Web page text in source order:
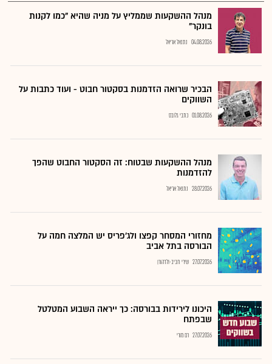
מנהל ההשקעות שממליץ על מניה שהיא "כמו לקנות
בונקר"
04.08.2026 נתנאל אריאל
הבכיר שרואה הזדמנות בסקטור חבוט - ועוד כתבות על
השווקים
01.08.2026 כתבי גלובס
מנהל ההשקעות שבטוח: זה הסקטור החבוט שהפך
להזדמנות
28.07.2026 נתנאל אריאל
מחזורי המסחר קפצו ולג'פריס יש המלצה חמה על
הבורסה בתל אביב
27.07.2026 שירי חביב-ולדהורן
היכונו לירידות בבורסה: כך ייראה השבוע המטלטל
שבפתח
27.07.2026 רם מורי